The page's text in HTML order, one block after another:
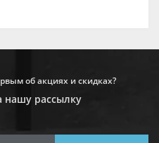
об акциях и скидках?
нашу рассылку